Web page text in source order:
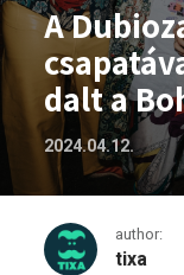
A
dalt a
2024.04.12.
author:
tixa